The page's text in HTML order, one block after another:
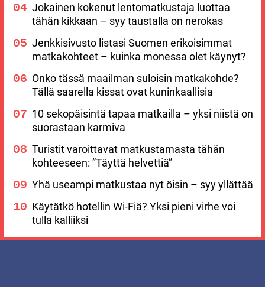
Jokainen kokenut lentomatkustaja luottaa
tähän kikkaan – syy taustalla on nerokas
Jenkkisivusto listasi Suomen erikoisimmat
matkakohteet – kuinka monessa olet käynyt?
Onko tässä maailman suloisin matkakohde?
Tällä saarella kissat ovat kuninkaallisia
10 sekopäisintä tapaa matkailla – yksi niistä on
suorastaan karmiva
Turistit varoittavat matkustamasta tähän
kohteeseen: ”Täyttä helvettiä”
Yhä useampi matkustaa nyt öisin – syy yllättää
Käytätkö hotellin Wi-Fiä? Yksi pieni virhe voi
tulla kalliiksi